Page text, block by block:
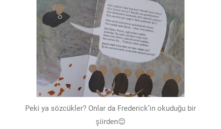
Peki ya sözcükler? Onlar da Frederick’in okuduğu bir
şiirden😊